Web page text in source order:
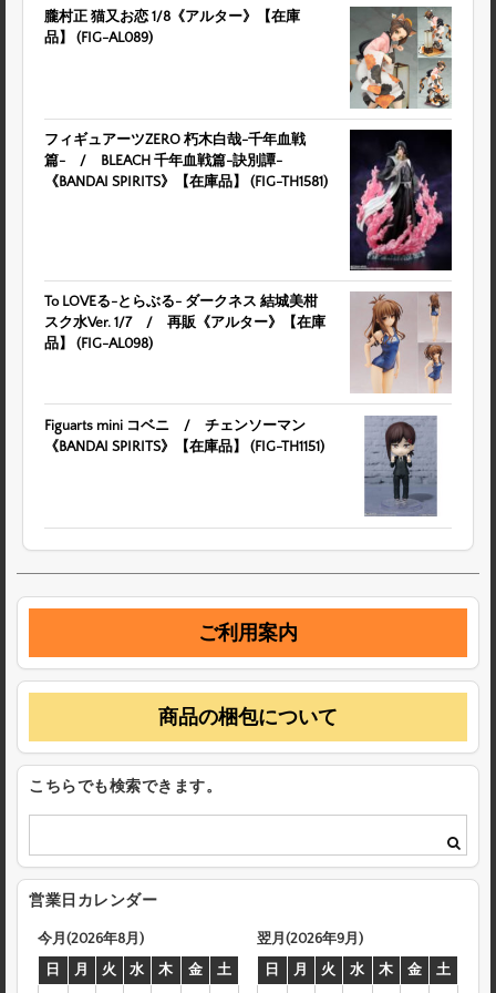
朧村正 猫又お恋 1/8《アルター》【在庫
品】 (FIG-AL089)
フィギュアーツZERO 朽木白哉-千年血戦
篇- / BLEACH 千年血戦篇-訣別譚-
《BANDAI SPIRITS》【在庫品】 (FIG-TH1581)
To LOVEる-とらぶる- ダークネス 結城美柑
スク水Ver. 1/7 / 再販《アルター》【在庫
品】 (FIG-AL098)
Figuarts mini コベニ / チェンソーマン
《BANDAI SPIRITS》【在庫品】 (FIG-TH1151)
ご利用案内
商品の梱包について
こちらでも検索できます。
営業日カレンダー
今月(2026年8月)
日
月 火 水 木 金
土
翌月(2026年9月)
日
月 火 水 木 金
土